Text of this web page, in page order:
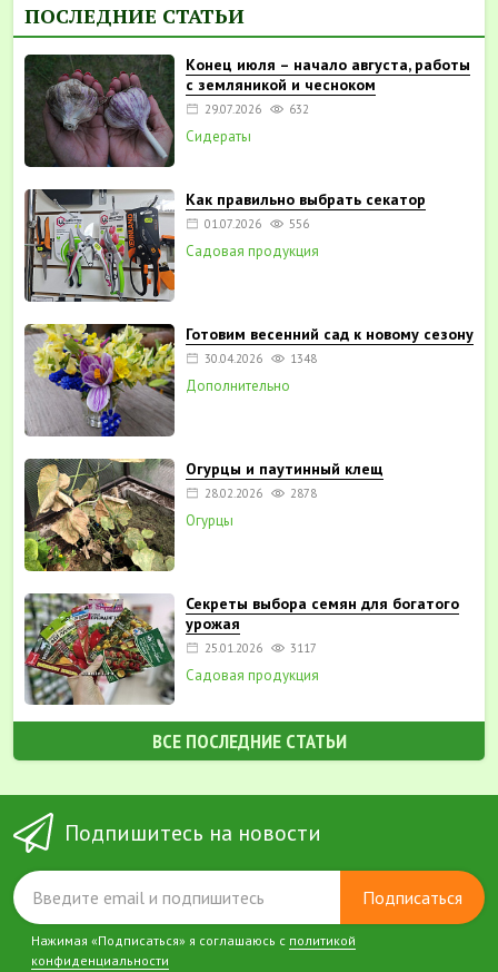
ПОСЛЕДНИЕ СТАТЬИ
Конец июля – начало августа, работы
с земляникой и чесноком
29.07.2026 632
Сидераты
Как правильно выбрать секатор
01.07.2026 556
Садовая продукция
Готовим весенний сад к новому сезону
30.04.2026 1348
Дополнительно
Огурцы и паутинный клещ
28.02.2026 2878
Огурцы
Секреты выбора семян для богатого
урожая
25.01.2026 3117
Садовая продукция
ВСЕ ПОСЛЕДНИЕ СТАТЬИ
Подпишитесь на новости
Подписаться
Нажимая «Подписаться» я соглашаюсь с политикой
конфиденциальности